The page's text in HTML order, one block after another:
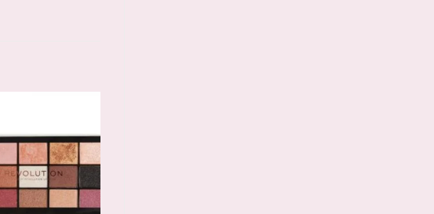
AJOUTER
À LA
LISTE DE
SOUHAITS